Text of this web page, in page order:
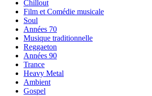
Chillout
Film et Comédie musicale
Soul
Années 70
Musique traditionnelle
Reggaeton
Années 90
Trance
Heavy Metal
Ambient
Gospel